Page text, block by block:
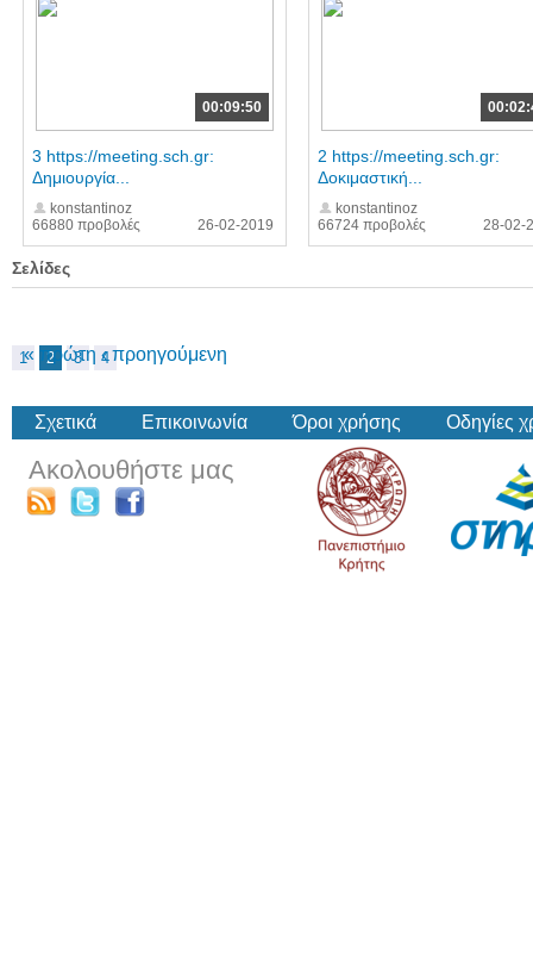
3 https://meeting.sch.gr:
Δημιουργία...
konstantinoz
66880 προβολές
26-02-2019
00:09:50
2 https://meeting.sch.gr:
Δοκιμαστική...
konstantinoz
66724 προβολές
28-02-
Σελίδες
« πρώτη ‹ προηγούμενη
1 2 3 4
Σχετικά Επικοινωνία Όροι χρήσης Οδηγίες
Ακολουθήστε μας